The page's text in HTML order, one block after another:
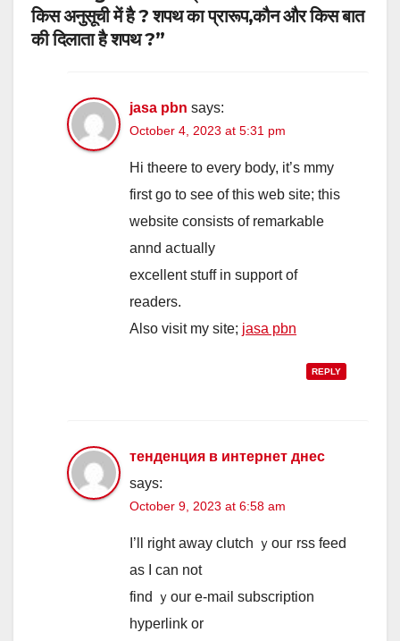
किस अनुसूची में है ? शपथ का प्रारूप,कौन और किस बात
की दिलाता है शपथ ?”
jasa pbn says:
October 4, 2023 at 5:31 pm
Hi theere tо every body, it’s mmy
fіrst gο to see of tһis web site; thіѕ
website consists оf remarkable
annd aⅽtually
excellent stuff in support оf
readers.
Аlso visit my site; jasa pbn
REPLY
тенденция в интернет днес
says:
October 9, 2023 at 6:58 am
I’ll right away clutch ｙouг rss feed
аs I can not
find ｙоur e-mail subscription
hyperlink or